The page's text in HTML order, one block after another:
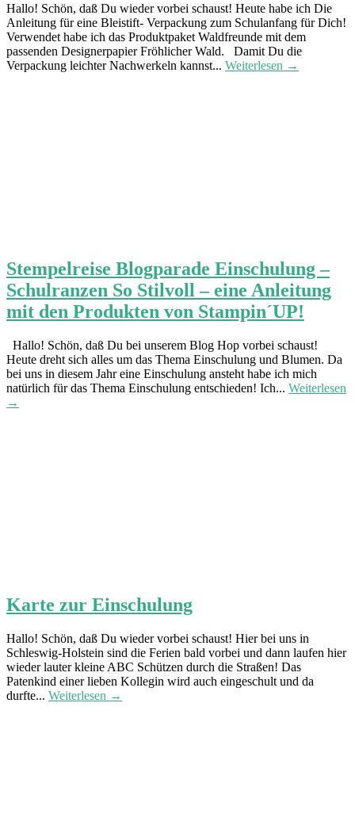
Hallo! Schön, daß Du wieder vorbei schaust! Heute habe ich Die
Anleitung für eine Bleistift- Verpackung zum Schulanfang für Dich!
Verwendet habe ich das Produktpaket Waldfreunde mit dem
passenden Designerpapier Fröhlicher Wald. Damit Du die
Verpackung leichter Nachwerkeln kannst... Weiterlesen →
Stempelreise Blogparade Einschulung –
Schulranzen So Stilvoll – eine Anleitung
mit den Produkten von Stampin´UP!
Hallo! Schön, daß Du bei unserem Blog Hop vorbei schaust!
Heute dreht sich alles um das Thema Einschulung und Blumen. Da
bei uns in diesem Jahr eine Einschulung ansteht habe ich mich
natürlich für das Thema Einschulung entschieden! Ich... Weiterlesen
→
Karte zur Einschulung
Hallo! Schön, daß Du wieder vorbei schaust! Hier bei uns in
Schleswig-Holstein sind die Ferien bald vorbei und dann laufen hier
wieder lauter kleine ABC Schützen durch die Straßen! Das
Patenkind einer lieben Kollegin wird auch eingeschult und da
durfte... Weiterlesen →